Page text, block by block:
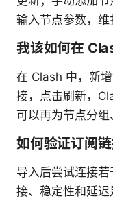
输入节点参数，维
我该如何在
在 Clash 中，新增
接，点击刷新，
可以再为节点分组
如何验证订阅链
导入后尝试连接
接、稳定性和延